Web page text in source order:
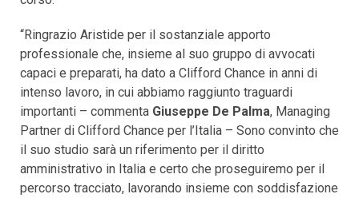
“Ringrazio Aristide per il sostanziale apporto
professionale che, insieme al suo gruppo di avvocati
capaci e preparati, ha dato a Clifford Chance in anni di
intenso lavoro, in cui abbiamo raggiunto traguardi
importanti – commenta Giuseppe De Palma, Managing
Partner di Clifford Chance per l’Italia – Sono convinto che
il suo studio sarà un riferimento per il diritto
amministrativo in Italia e certo che proseguiremo per il
percorso tracciato, lavorando insieme con soddisfazione